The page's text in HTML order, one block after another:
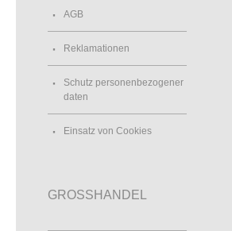
AGB
Reklamationen
Schutz personenbezogener
daten
Einsatz von Cookies
GROSSHANDEL